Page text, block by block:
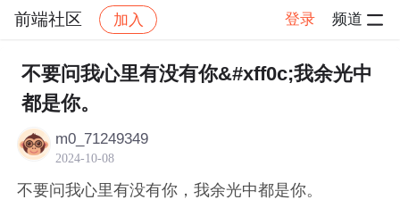
前端社区 加入 登录 频道
社区 前端社区 感慨 帖子详情
不要问我心里有没有你&#xff0c;我余光中
都是你。
m0_71249349
2024-10-08
不要问我心里有没有你，我余光中都是你。